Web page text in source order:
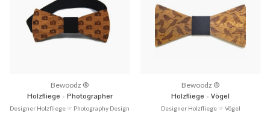
Bewoodz ®
Holzfliege - Photographer
Designer Holzfliege ☞ Photography Design
Bewoodz ®
Holzfliege - Vögel
Designer Holzfliege ☞ Vögel